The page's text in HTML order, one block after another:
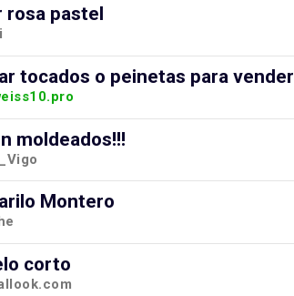
rosa pastel
tocados o peinetas para vender
moldeados!!!
Montero
corto